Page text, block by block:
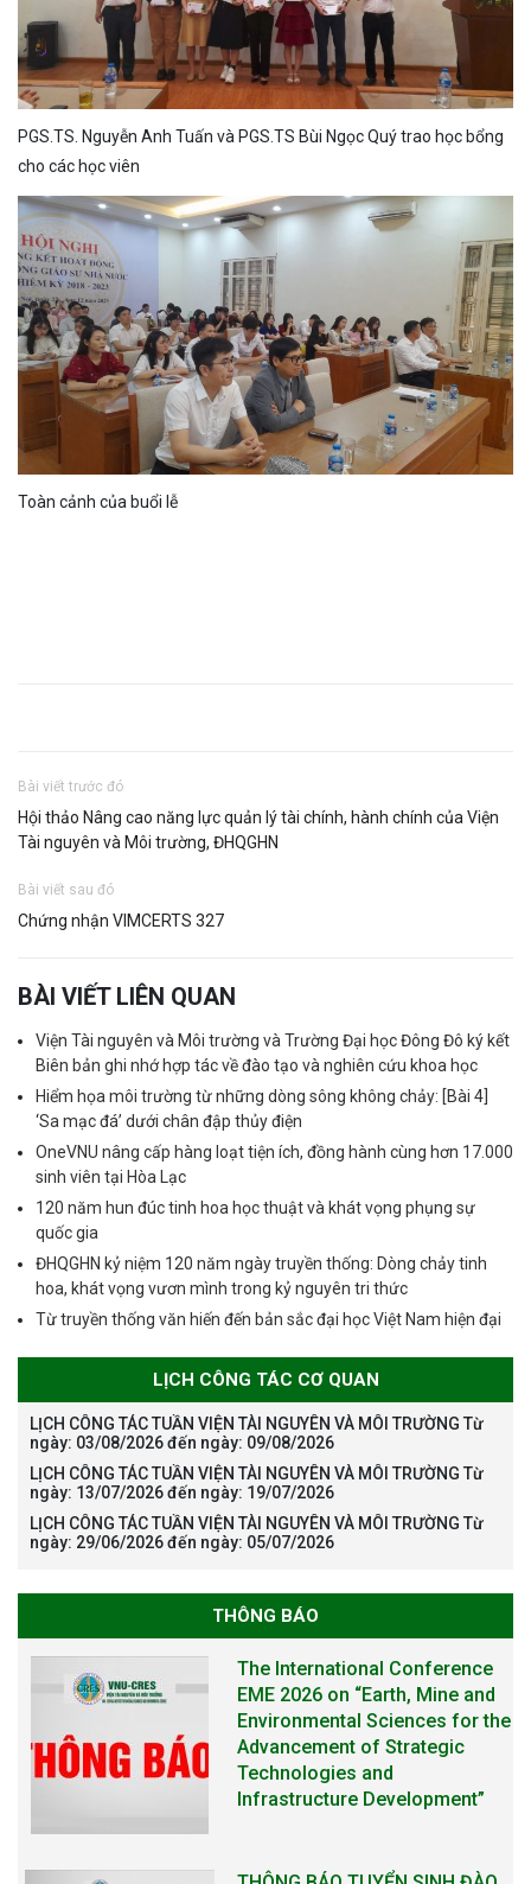
PGS.TS. Nguyễn Anh Tuấn và PGS.TS Bùi Ngọc Quý trao học bổng
cho các học viên
Toàn cảnh của buổi lễ
Bài viết trước đó
Hội thảo Nâng cao năng lực quản lý tài chính, hành chính của Viện
Tài nguyên và Môi trường, ĐHQGHN
Bài viết sau đó
Chứng nhận VIMCERTS 327
BÀI VIẾT LIÊN QUAN
Viện Tài nguyên và Môi trường và Trường Đại học Đông Đô ký kết
Biên bản ghi nhớ hợp tác về đào tạo và nghiên cứu khoa học
Hiểm họa môi trường từ những dòng sông không chảy: [Bài 4]
‘Sa mạc đá’ dưới chân đập thủy điện
OneVNU nâng cấp hàng loạt tiện ích, đồng hành cùng hơn 17.000
sinh viên tại Hòa Lạc
120 năm hun đúc tinh hoa học thuật và khát vọng phụng sự
quốc gia
ĐHQGHN kỷ niệm 120 năm ngày truyền thống: Dòng chảy tinh
hoa, khát vọng vươn mình trong kỷ nguyên tri thức
Từ truyền thống văn hiến đến bản sắc đại học Việt Nam hiện đại
LỊCH CÔNG TÁC CƠ QUAN
LỊCH CÔNG TÁC TUẦN VIỆN TÀI NGUYÊN VÀ MÔI TRƯỜNG Từ
ngày: 03/08/2026 đến ngày: 09/08/2026
LỊCH CÔNG TÁC TUẦN VIỆN TÀI NGUYÊN VÀ MÔI TRƯỜNG Từ
ngày: 13/07/2026 đến ngày: 19/07/2026
LỊCH CÔNG TÁC TUẦN VIỆN TÀI NGUYÊN VÀ MÔI TRƯỜNG Từ
ngày: 29/06/2026 đến ngày: 05/07/2026
THÔNG BÁO
THÔNG BÁO TUYỂN SINH ĐÀO
TẠO TIẾN SĨ NĂM 2026
NĂM HỌC 2025-2026